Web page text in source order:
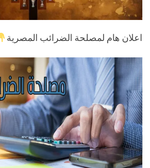
اعلان هام لمصلحة الضرائب المصرية